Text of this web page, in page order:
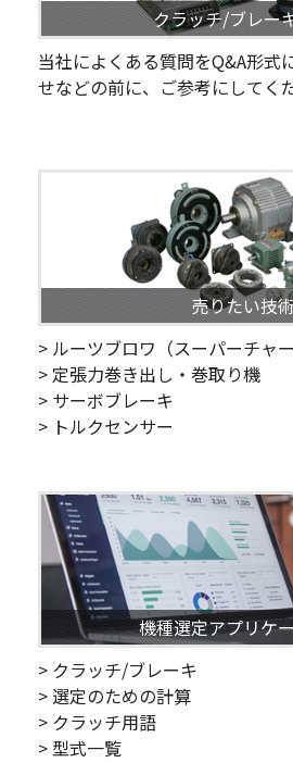
クラッチ/ブレー
当社によくある質問をQ&A形式
せなどの前に、ご参考にしてく
売りたい技
> ルーツブロワ（スーパーチャー
> 定張力巻き出し・巻取り機
> サーボブレーキ
> トルクセンサー
機種選定アプリケ
> クラッチ/ブレーキ
> 選定のための計算
> クラッチ用語
> 型式一覧